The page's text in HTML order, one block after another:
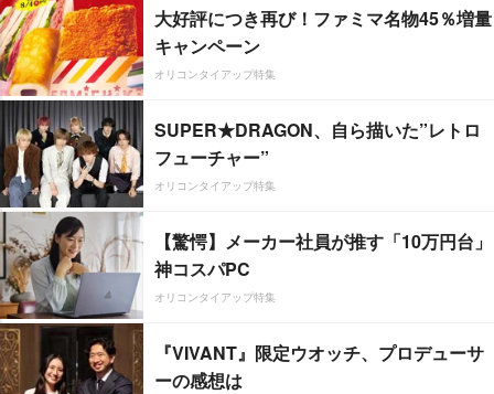
大好評につき再び！ファミマ名物45％増量
キャンペーン
オリコンタイアップ特集
SUPER★DRAGON、自ら描いた”レトロ
フューチャー”
オリコンタイアップ特集
【驚愕】メーカー社員が推す「10万円台」
神コスパPC
オリコンタイアップ特集
『VIVANT』限定ウオッチ、プロデューサ
ーの感想は